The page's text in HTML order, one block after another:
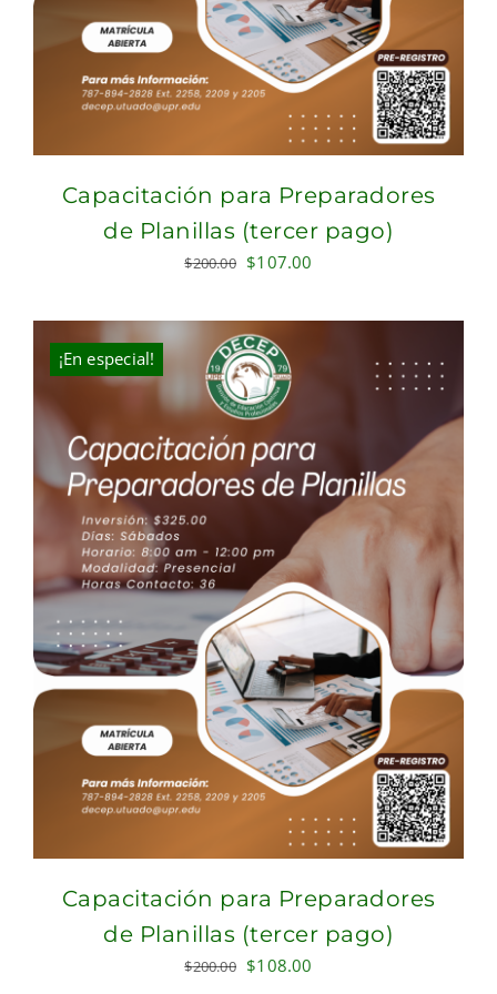
Capacitación para Preparadores
de Planillas (tercer pago)
$200.00 Original
was:
$200.00.
$107.00
is:
¡En especial!
Capacitación para Preparadores
de Planillas (tercer pago)
$200.00 Original
$108.00